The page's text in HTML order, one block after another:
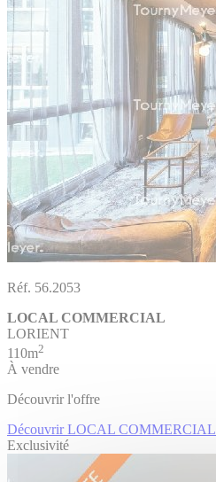
Réf. 56.2053
LOCAL COMMERCIAL
LORIENT
110m2
À vendre
Découvrir l'offre
Découvrir LOCAL COMMERCIAL
Exclusivité